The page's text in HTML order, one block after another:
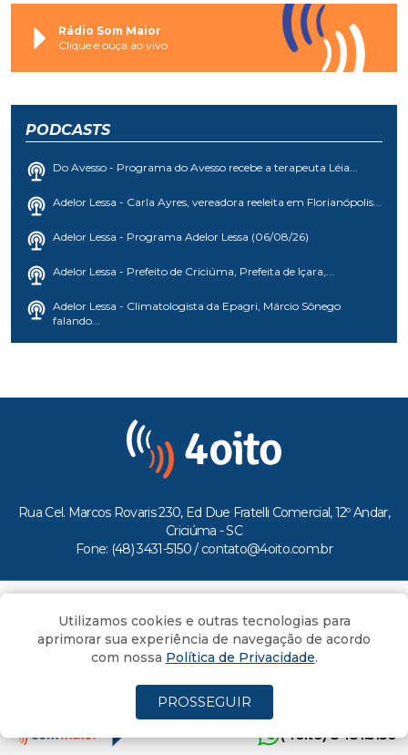
Rádio Som Maior
Clique e ouça ao vivo
PODCASTS
Do Avesso - Programa do Avesso recebe a terapeuta Léia...
Adelor Lessa - Carla Ayres, vereadora reeleita em Florianópolis...
Adelor Lessa - Programa Adelor Lessa (06/08/26)
Adelor Lessa - Prefeito de Criciúma, Prefeita de Içara,...
Adelor Lessa - Climatologista da Epagri, Márcio Sônego
falando...
Rua Cel. Marcos Rovaris 230, Ed Due Fratelli Comercial, 12º Andar,
Criciúma - SC
Fone: (48) 3431-5150 / contato@4oito.com.br
Todos os direitos reservados ao Portal 4oito
(4oito) 3431.5150
Utilizamos cookies e outras tecnologias para
aprimorar sua experiência de navegação de acordo
com nossa Política de Privacidade.
PROSSEGUIR